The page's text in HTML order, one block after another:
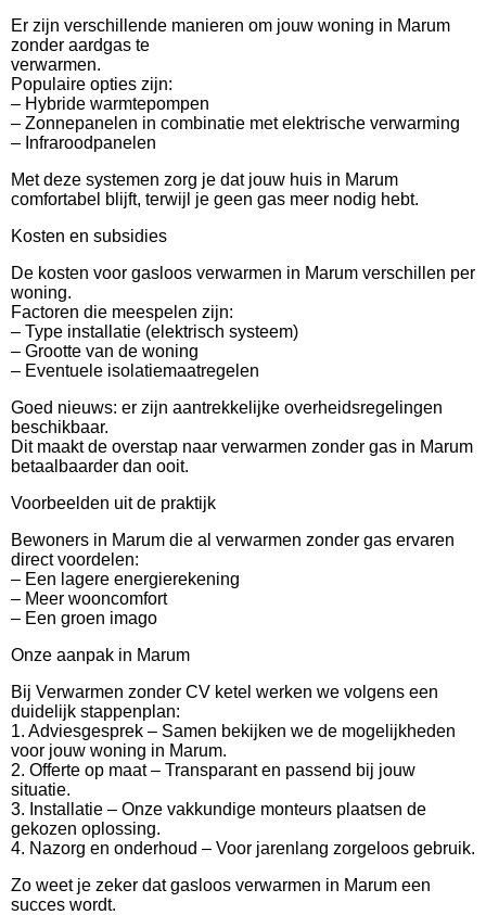
Er zijn verschillende manieren om jouw woning in Marum
zonder aardgas te
verwarmen.
Populaire opties zijn:
– Hybride warmtepompen
– Zonnepanelen in combinatie met elektrische verwarming
– Infraroodpanelen
Met deze systemen zorg je dat jouw huis in Marum
comfortabel blijft, terwijl je geen gas meer nodig hebt.
Kosten en subsidies
De kosten voor gasloos verwarmen in Marum verschillen per
woning.
Factoren die meespelen zijn:
– Type installatie (elektrisch systeem)
– Grootte van de woning
– Eventuele isolatiemaatregelen
Goed nieuws: er zijn aantrekkelijke overheidsregelingen
beschikbaar.
Dit maakt de overstap naar verwarmen zonder gas in Marum
betaalbaarder dan ooit.
Voorbeelden uit de praktijk
Bewoners in Marum die al verwarmen zonder gas ervaren
direct voordelen:
– Een lagere energierekening
– Meer wooncomfort
– Een groen imago
Onze aanpak in Marum
Bij Verwarmen zonder CV ketel werken we volgens een
duidelijk stappenplan:
1. Adviesgesprek – Samen bekijken we de mogelijkheden
voor jouw woning in Marum.
2. Offerte op maat – Transparant en passend bij jouw
situatie.
3. Installatie – Onze vakkundige monteurs plaatsen de
gekozen oplossing.
4. Nazorg en onderhoud – Voor jarenlang zorgeloos gebruik.
Zo weet je zeker dat gasloos verwarmen in Marum een
succes wordt.